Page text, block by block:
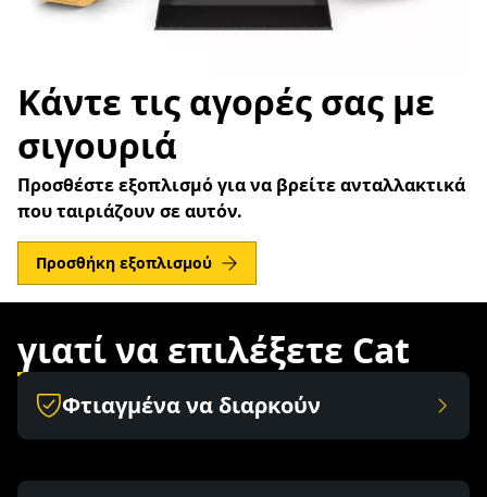
Κάντε τις αγορές σας με
σιγουριά
Προσθέστε εξοπλισμό για να βρείτε ανταλλακτικά
που ταιριάζουν σε αυτόν.
Προσθήκη εξοπλισμού
γιατί να επιλέξετε Cat
Φτιαγμένα να διαρκούν